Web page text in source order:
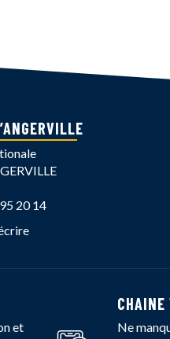
20 14
et
CHAINE
Ne